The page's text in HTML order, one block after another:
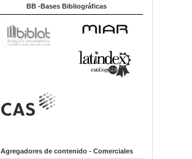
BB -Bases Bibliográficas
Agregadores de contenido - Comerciales